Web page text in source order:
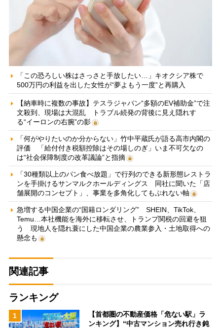
「この恐ろしい株はさっさと手放したい…」キオクシア株で
500万円の利益を出した女性が“夢よもう一度”と再購入
【納車時に複数の事故】テスラジャパン“多額のEV補助金”で注
文殺到、現場は大混乱 トラブル続発の背後に見え隠れす
る“イーロンの右腕”の影
「何がやりたいのか分からない」竹中平蔵氏が語る高市内閣の
評価 「給付付き税額控除はその場しのぎ」いま不可欠なの
は“社会保障制度の改革議論”と指摘
「30種類以上のパン食べ放題」で行列のできる新形態レストラ
ンを手掛けるサンマルクホールディングス 同社に聞いた「店
舗展開のコンセプト」、事業を多角化してもぶれない軸
急増する中国企業の“国籍ロンダリング” SHEIN、TikTok、
Temu…本社機能を海外に移転させ、トランプ関税の回避を狙
う 現地人を隠れ蓑にした中国企業の農業参入・土地取得への
懸念も
関連記事
ランキング
1
【首都圏の不動産価格「危ない駅」ラ
ンキング】“中古マンション売れ行き鈍